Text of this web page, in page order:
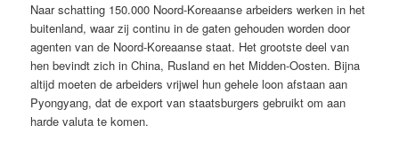
Naar schatting 150.000 Noord-Koreaanse arbeiders werken in het
buitenland, waar zij continu in de gaten gehouden worden door
agenten van de Noord-Koreaanse staat. Het grootste deel van
hen bevindt zich in China, Rusland en het Midden-Oosten. Bijna
altijd moeten de arbeiders vrijwel hun gehele loon afstaan aan
Pyongyang, dat de export van staatsburgers gebruikt om aan
harde valuta te komen.